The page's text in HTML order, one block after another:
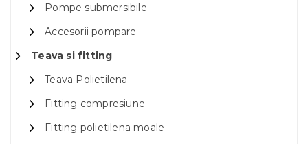
Pompe submersibile
Accesorii pompare
Teava si fitting
Teava Polietilena
Fitting compresiune
Fitting polietilena moale